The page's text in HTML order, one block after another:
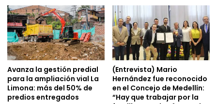
Avanza la gestión predial
para la ampliación vial La
Limona: más del 50% de
predios entregados
(Entrevista) Mario
Hernández fue reconocido
en el Concejo de Medellín:
“Hay que trabajar por la